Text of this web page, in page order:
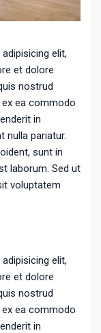
elit,
et dolore
nostrud
ea commodo
in
nulla pariatur.
sunt in
laborum. Sed ut
voluptatem
elit,
et dolore
nostrud
ea commodo
in